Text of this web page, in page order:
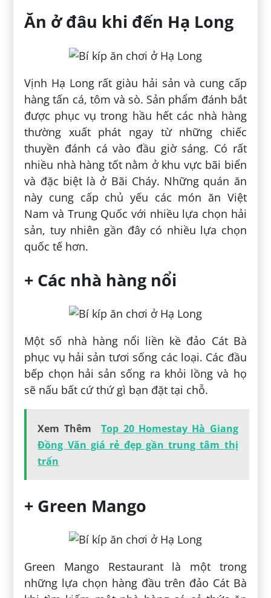
Ăn ở đâu khi đến Hạ Long
Vịnh Hạ Long rất giàu hải sản và cung cấp
hàng tấn cá, tôm và sò. Sản phẩm đánh bắt
được phục vụ trong hầu hết các nhà hàng
thường xuất phát ngay từ những chiếc
thuyền đánh cá vào đầu giờ sáng. Có rất
nhiều nhà hàng tốt nằm ở khu vực bãi biển
và đặc biệt là ở Bãi Cháy. Những quán ăn
này cung cấp chủ yếu các món ăn Việt
Nam và Trung Quốc với nhiều lựa chọn hải
sản, tuy nhiên gần đây có nhiều lựa chọn
quốc tế hơn.
+ Các nhà hàng nổi
Một số nhà hàng nổi liền kề đảo Cát Bà
phục vụ hải sản tươi sống các loại. Các đầu
bếp chọn hải sản sống ra khỏi lồng và họ
sẽ nấu bất cứ thứ gì bạn đặt tại chỗ.
Xem Thêm
Top 20 Homestay Hà Giang
Đồng Văn giá rẻ đẹp gần trung tâm thị
trấn
+ Green Mango
Green Mango Restaurant là một trong
những lựa chọn hàng đầu trên đảo Cát Bà